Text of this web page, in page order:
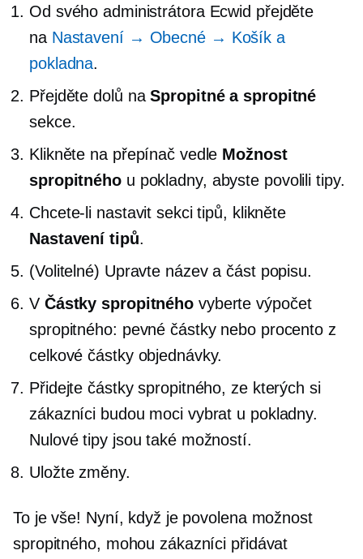
Od svého administrátora Ecwid přejděte
na Nastavení → Obecné → Košík a
pokladna.
Přejděte dolů naSpropitné a spropitné
sekce.
Klikněte na přepínač vedle Možnost
spropitnéhou pokladny, abyste povolili tipy.
Chcete-li nastavit sekci tipů, klikněte
Nastavení tipů.
(Volitelné) Upravte název a část popisu.
V Částky spropitného vyberte výpočet
spropitného: pevné částky nebo procento z
celkové částky objednávky.
Přidejte částky spropitného, ​​ze kterých si
zákazníci budou moci vybrat u pokladny.
Nulové tipy jsou také možností.
Uložte změny.
To je vše! Nyní, když je povolena možnost
spropitného, ​​mohou zákazníci přidávat